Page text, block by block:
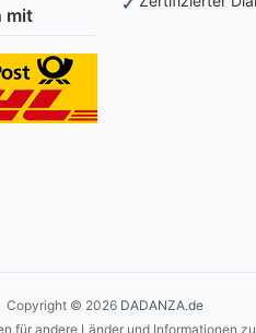
mit
Copyright © 2026 DADANZA.de
für andere Länder und Informationen